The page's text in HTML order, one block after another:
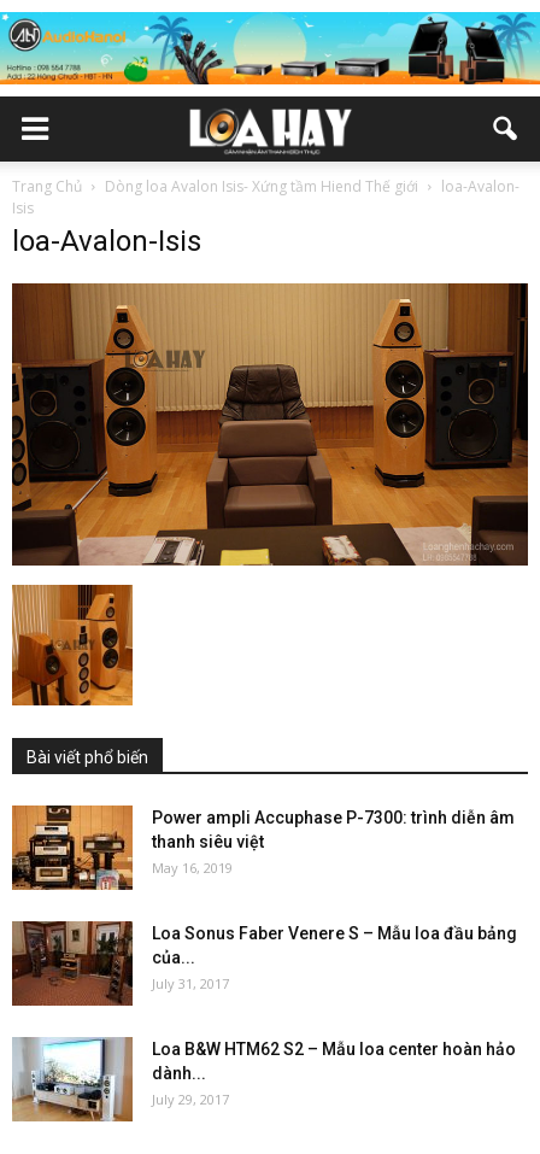
Trang Chủ Dòng loa Avalon Isis- Xứng tầm Hiend Thế giới
loa-Avalon-
Isis
loa-Avalon-Isis
Bài viết phổ biến
Power ampli Accuphase P-7300: trình diễn âm
thanh siêu việt
May 16, 2019
Loa Sonus Faber Venere S – Mẫu loa đầu bảng
của...
July 31, 2017
Loa B&W HTM62 S2 – Mẫu loa center hoàn hảo
dành...
July 29, 2017